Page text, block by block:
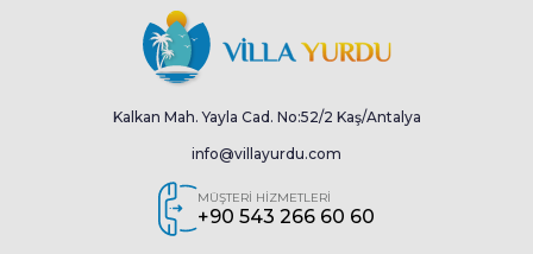
Kalkan Mah. Yayla Cad. No:52/2 Kaş/Antalya
info@villayurdu.com
MÜŞTERİ HİZMETLERİ
+90 543 266 60 60